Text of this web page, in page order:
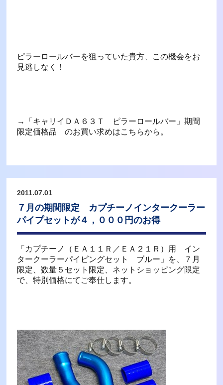
ピラーロールバーを狙っていた貴方、この機会をお
見逃しなく！
→「キャリイＤＡ６３Ｔ ピラーロールバー」期間
限定価格品 のお買い求めはこちらから。
2011.07.01
７月の期間限定 カプチーノインタークーラー
パイプセットが４，０００円のお得
「カプチーノ（ＥＡ１１Ｒ／ＥＡ２１Ｒ）用 イン
タークーラーパイピングセット ブルー」を、７月
限定、数量５セット限定、ネットショッピング限定
で、特別価格にてご奉仕します。